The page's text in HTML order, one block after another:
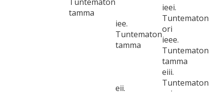
tamma
iee.
Tuntematon
tamma
ieei.
Tuntematon
ori
ieee.
Tuntematon
tamma
eii.
eiii.
Tuntematon